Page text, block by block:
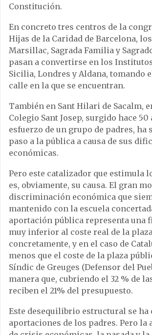
Constitución.
En concreto tres centros de la
Hijas de la Caridad de Barcelona,
Marsillac, Sagrada Familia y
pasan a convertirse en los
Sicilia, Londres y Aldana, tomando
calle en la que se encuentran.
También en Sant Hilari de Sacalm,
Colegio Sant Josep, surgido hace 50
esfuerzo de un grupo de padres, ha
paso a la pública a causa de sus
económicas.
Pero este catalizador que estimula
es, obviamente, su causa. El gran
discriminación económica que
mantenido con la escuela
aportación pública representa una
muy inferior al coste real de la
concretamente, y en el caso de
menos que el coste de la plaza
Síndic de Greuges (Defensor del
manera que, cubriendo el 32 % de
reciben el 21% del presupuesto.
Este desequilibrio estructural se ha
aportaciones de los padres. Pero la